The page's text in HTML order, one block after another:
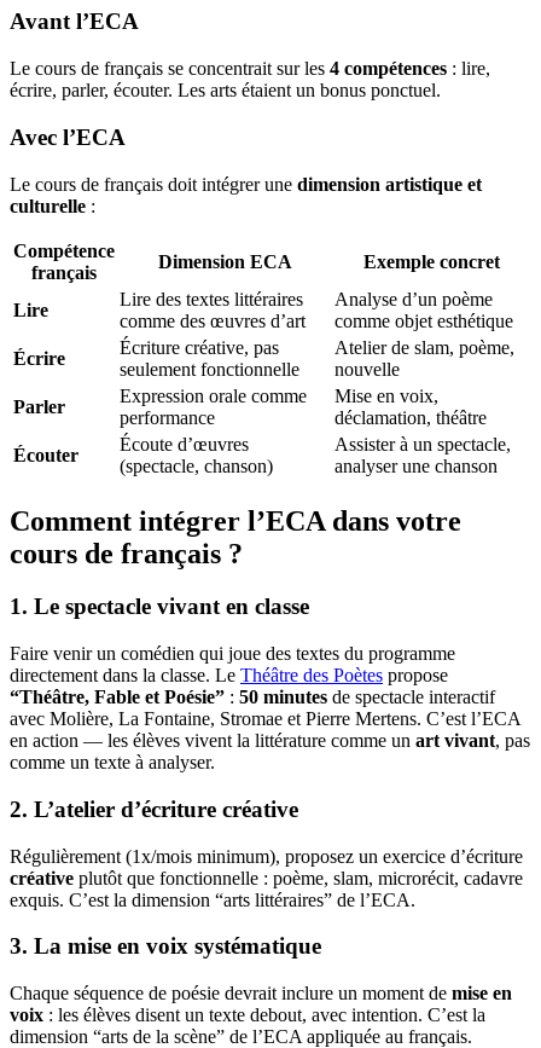
Avant l’ECA
Le cours de français se concentrait sur les 4 compétences : lire,
écrire, parler, écouter. Les arts étaient un bonus ponctuel.
Avec l’ECA
Le cours de français doit intégrer une dimension artistique et
culturelle :
Compétence
français
Dimension ECA Exemple concret
Lire
Lire des textes littéraires
comme des œuvres d’art
Analyse d’un poème
comme objet esthétique
Écrire
Écriture créative, pas
seulement fonctionnelle
Atelier de slam, poème,
nouvelle
Parler
Expression orale comme
performance
Mise en voix,
déclamation, théâtre
Écouter
Écoute d’œuvres
(spectacle, chanson)
Assister à un spectacle,
analyser une chanson
Comment intégrer l’ECA dans votre
cours de français ?
1. Le spectacle vivant en classe
Faire venir un comédien qui joue des textes du programme
directement dans la classe. Le Théâtre des Poètes propose
“Théâtre, Fable et Poésie” : 50 minutes de spectacle interactif
avec Molière, La Fontaine, Stromae et Pierre Mertens. C’est l’ECA
en action — les élèves vivent la littérature comme un art vivant, pas
comme un texte à analyser.
2. L’atelier d’écriture créative
Régulièrement (1x/mois minimum), proposez un exercice d’écriture
créative plutôt que fonctionnelle : poème, slam, microrécit, cadavre
exquis. C’est la dimension “arts littéraires” de l’ECA.
3. La mise en voix systématique
Chaque séquence de poésie devrait inclure un moment de mise en
voix : les élèves disent un texte debout, avec intention. C’est la
dimension “arts de la scène” de l’ECA appliquée au français.